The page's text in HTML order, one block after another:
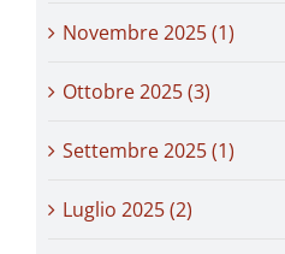
Novembre 2025 (1)
Ottobre 2025 (3)
Settembre 2025 (1)
Luglio 2025 (2)